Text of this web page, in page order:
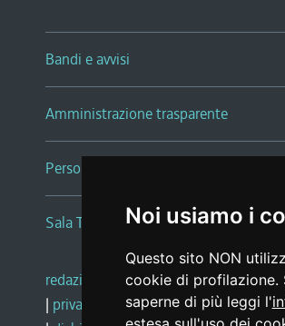
Noi usiamo i
Questo sito NON
cookie di profilazione.
saperne di più leggi l'
Bandi e avvisi
Amministrazione trasparente
Persone e Uffici
Sala Tiziano Tessitori
redazione web |note legali |
| privacy
social media policy